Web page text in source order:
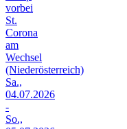
vorbei
St.
Corona
am
Wechsel
(Niederösterreich)
Sa.,
04.07.2026
-
So.,